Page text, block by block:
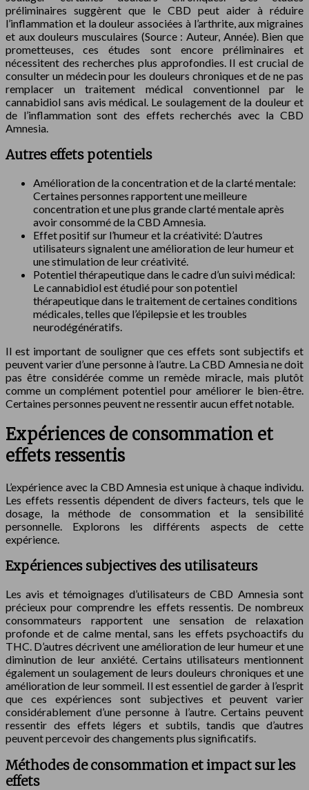
préliminaires suggèrent que le CBD peut aider à réduire
l’inflammation et la douleur associées à l’arthrite, aux migraines
et aux douleurs musculaires (Source : Auteur, Année). Bien que
prometteuses, ces études sont encore préliminaires et
nécessitent des recherches plus approfondies. Il est crucial de
consulter un médecin pour les douleurs chroniques et de ne pas
remplacer un traitement médical conventionnel par le
cannabidiol sans avis médical. Le soulagement de la douleur et
de l’inflammation sont des effets recherchés avec la CBD
Amnesia.
Autres effets potentiels
Amélioration de la concentration et de la clarté mentale:
Certaines personnes rapportent une meilleure
concentration et une plus grande clarté mentale après
avoir consommé de la CBD Amnesia.
Effet positif sur l’humeur et la créativité: D’autres
utilisateurs signalent une amélioration de leur humeur et
une stimulation de leur créativité.
Potentiel thérapeutique dans le cadre d’un suivi médical:
Le cannabidiol est étudié pour son potentiel
thérapeutique dans le traitement de certaines conditions
médicales, telles que l’épilepsie et les troubles
neurodégénératifs.
Il est important de souligner que ces effets sont subjectifs et
peuvent varier d’une personne à l’autre. La CBD Amnesia ne doit
pas être considérée comme un remède miracle, mais plutôt
comme un complément potentiel pour améliorer le bien-être.
Certaines personnes peuvent ne ressentir aucun effet notable.
Expériences de consommation et
effets ressentis
L’expérience avec la CBD Amnesia est unique à chaque individu.
Les effets ressentis dépendent de divers facteurs, tels que le
dosage, la méthode de consommation et la sensibilité
personnelle. Explorons les différents aspects de cette
expérience.
Expériences subjectives des utilisateurs
Les avis et témoignages d’utilisateurs de CBD Amnesia sont
précieux pour comprendre les effets ressentis. De nombreux
consommateurs rapportent une sensation de relaxation
profonde et de calme mental, sans les effets psychoactifs du
THC. D’autres décrivent une amélioration de leur humeur et une
diminution de leur anxiété. Certains utilisateurs mentionnent
également un soulagement de leurs douleurs chroniques et une
amélioration de leur sommeil. Il est essentiel de garder à l’esprit
que ces expériences sont subjectives et peuvent varier
considérablement d’une personne à l’autre. Certains peuvent
ressentir des effets légers et subtils, tandis que d’autres
peuvent percevoir des changements plus significatifs.
Méthodes de consommation et impact sur les
effets